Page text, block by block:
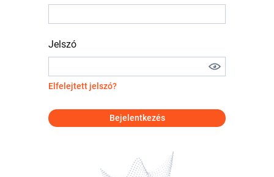
Jelszó
Elfelejtett jelszó?
Bejelentkezés